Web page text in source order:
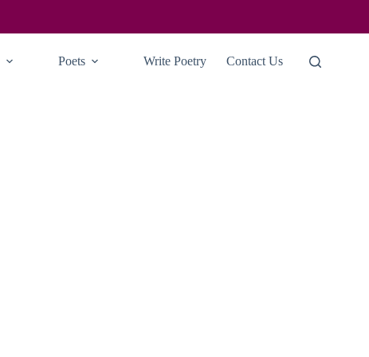
Poets Write Poetry Contact Us